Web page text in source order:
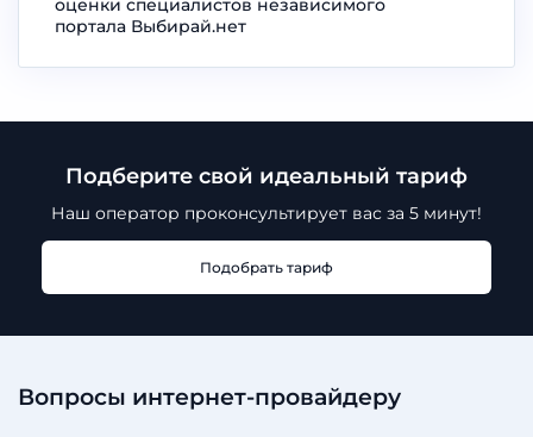
оценки специалистов независимого
портала Выбирай.нет
Подберите свой идеальный тариф
Наш оператор проконсультирует вас за 5 минут!
Подобрать тариф
Вопросы интернет-провайдеру